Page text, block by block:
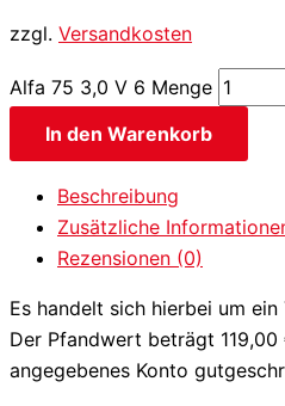
zzgl. Versandkosten
Alfa 75 3,0 V 6 Menge
In den Warenkorb
Beschreibung
Zusätzliche
Rezensionen (0)
Es handelt sich hierbei um
Der Pfandwert beträgt
angegebenes Konto